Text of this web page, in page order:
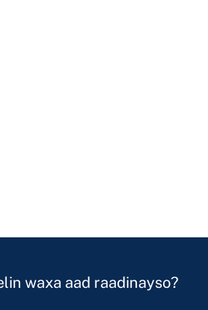
waxa aad raadinayso?